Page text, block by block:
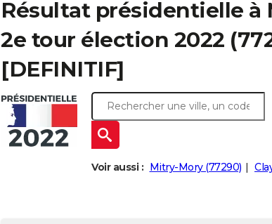
Résultat présidentielle à
2e tour élection 2022
[DEFINITIF]
Voir aussi : Mitry-Mory (77290)